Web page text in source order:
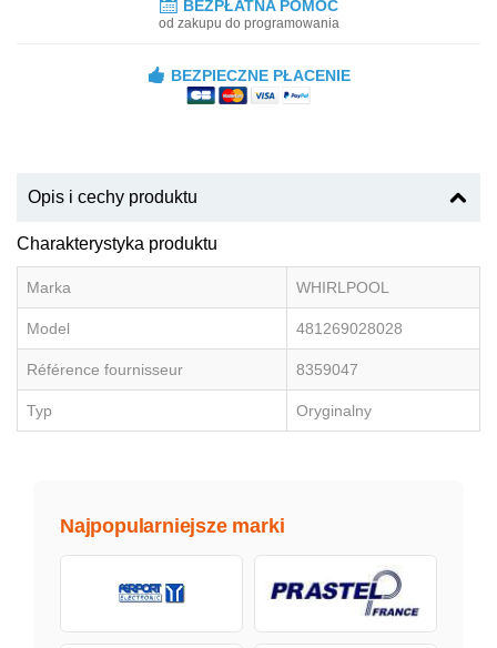
BEZPŁATNA POMOC
od zakupu do programowania
BEZPIECZNE PŁACENIE
Opis i cechy produktu
Charakterystyka produktu
Marka WHIRLPOOL
Model 481269028028
Référence fournisseur 8359047
Typ Oryginalny
Najpopularniejsze marki